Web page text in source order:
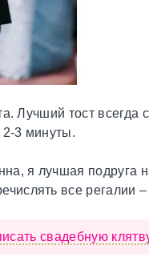
Лучший тост всегда
2-3 минуты.
я лучшая
все регалии
свадебную